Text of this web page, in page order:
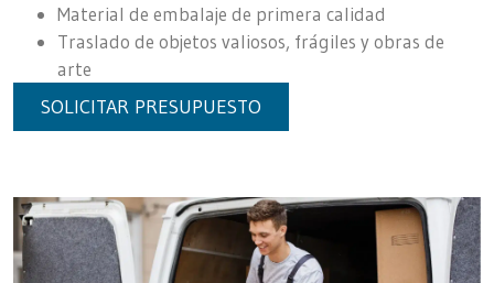
Material de embalaje de primera calidad
Traslado de objetos valiosos, frágiles y obras de
arte
SOLICITAR PRESUPUESTO